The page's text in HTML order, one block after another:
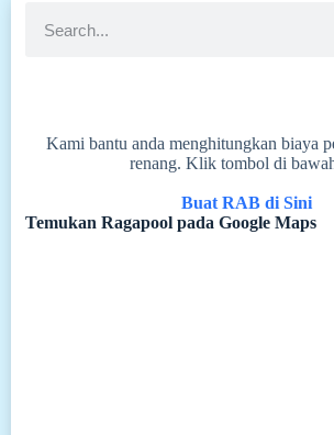
Kami bantu anda menghitungkan biaya
renang. Klik tombol di
Buat RAB di Sini
Temukan Ragapool pada Google Maps